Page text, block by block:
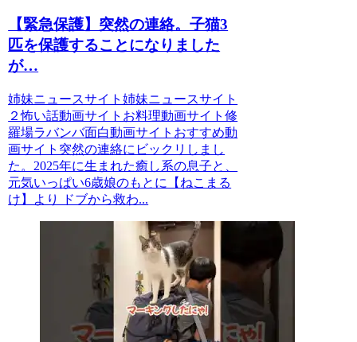
【緊急保護】突然の連絡。子猫3
匹を保護することになりました
が…
姉妹ニュースサイト姉妹ニュースサイト
２怖い話動画サイトお料理動画サイト修
羅場ラバンバ面白動画サイトおすすめ動
画サイト突然の連絡にビックリしまし
た。2025年に生まれた癒し系の息子と、
元気いっぱい6歳娘のもとに【ねこまる
け】より ドブから救わ...